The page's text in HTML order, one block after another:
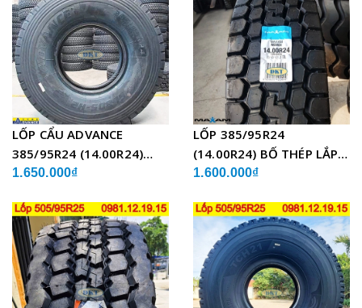
LỐP CẨU ADVANCE
385/95R24 (14.00R24)
GLB05 BỐ THÉP
1.650.000₫
LỐP 385/95R24
(14.00R24) BỐ THÉP LẮP
XE CẨU
1.600.000₫